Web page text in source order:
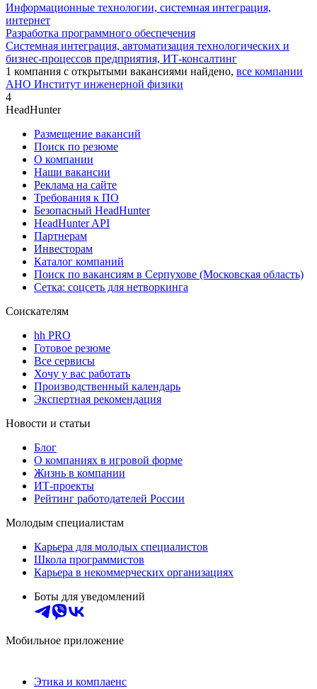
Информационные технологии, системная интеграция,
интернет
Разработка программного обеспечения
Системная интеграция, автоматизация технологических и
бизнес-процессов предприятия, ИТ-консалтинг
1 компания с открытыми вакансиями найдено, все компании
АНО Институт инженерной физики
4
HeadHunter
Размещение вакансий
Поиск по резюме
О компании
Наши вакансии
Реклама на сайте
Требования к ПО
Безопасный HeadHunter
HeadHunter API
Партнерам
Инвесторам
Каталог компаний
Поиск по вакансиям в Серпухове (Московская область)
Сетка: соцсеть для нетворкинга
Соискателям
hh PRO
Готовое резюме
Все сервисы
Хочу у вас работать
Производственный календарь
Экспертная рекомендация
Новости и статьи
Блог
О компаниях в игровой форме
Жизнь в компании
ИТ-проекты
Рейтинг работодателей России
Молодым специалистам
Карьера для молодых специалистов
Школа программистов
Карьера в некоммерческих организациях
Боты для уведомлений
Мобильное приложение
Этика и комплаенс